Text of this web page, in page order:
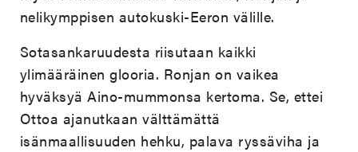
nelikymppisen autokuski-Eeron välille.
Sotasankaruudesta riisutaan kaikki
ylimääräinen glooria. Ronjan on vaikea
hyväksyä Aino-mummonsa kertoma. Se, ettei
Ottoa ajanutkaan välttämättä
isänmaallisuuden hehku, palava ryssäviha ja